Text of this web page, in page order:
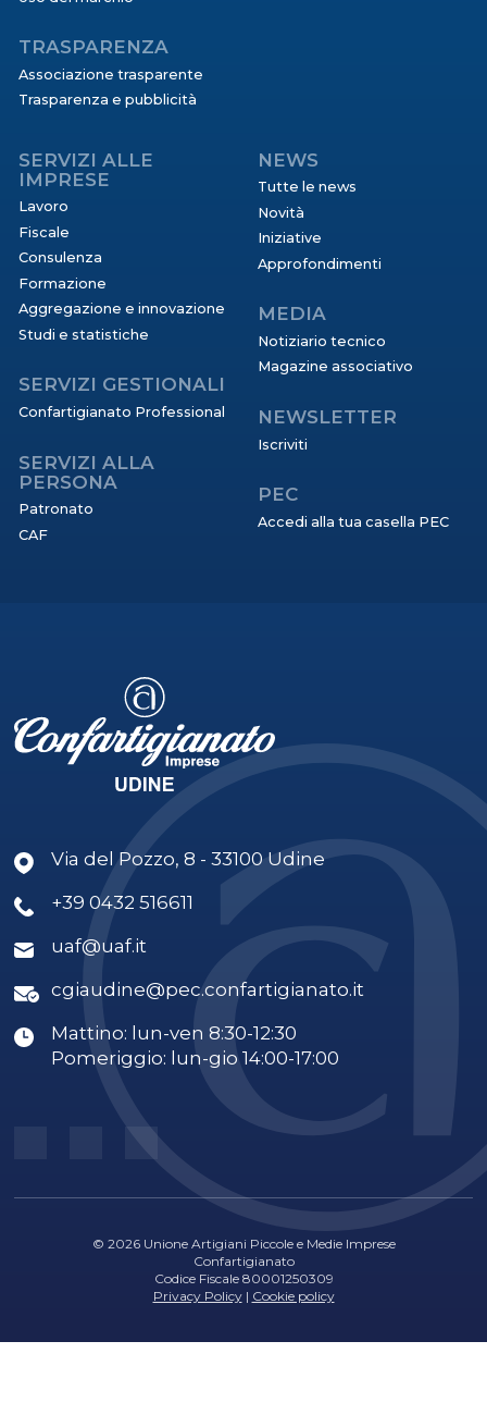
TRASPARENZA
Associazione trasparente
Trasparenza e pubblicità
SERVIZI ALLE
IMPRESE
Lavoro
Fiscale
Consulenza
Formazione
Aggregazione e innovazione
Studi e statistiche
SERVIZI GESTIONALI
Confartigianato Professional
SERVIZI ALLA
PERSONA
Patronato
CAF
NEWS
Tutte le news
Novità
Iniziative
Approfondimenti
MEDIA
Notiziario tecnico
Magazine associativo
NEWSLETTER
Iscriviti
PEC
Accedi alla tua casella PEC
Via del Pozzo, 8 - 33100 Udine
+39 0432 516611
uaf@uaf.it
cgiaudine@pec.confartigianato.it
Mattino: lun-ven 8:30-12:30
Pomeriggio: lun-gio 14:00-17:00
© 2026 Unione Artigiani Piccole e Medie Imprese
Confartigianato
Codice Fiscale 80001250309
Privacy Policy| Cookie policy